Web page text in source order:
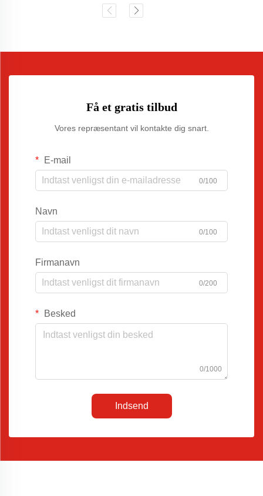
Få et gratis tilbud
Vores repræsentant vil kontakte dig snart.
E-mail
0/100
Navn
0/100
Firmanavn
0/200
Besked
0/1000
Indsend